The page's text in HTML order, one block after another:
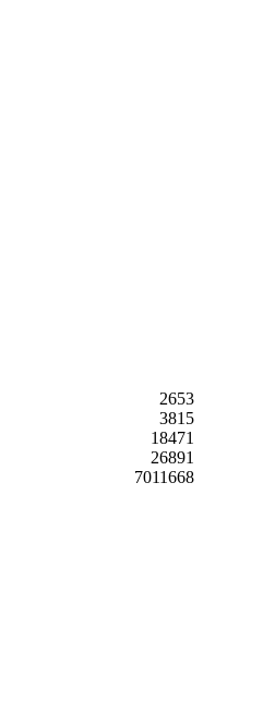
2653
3815
18471
26891
7011668